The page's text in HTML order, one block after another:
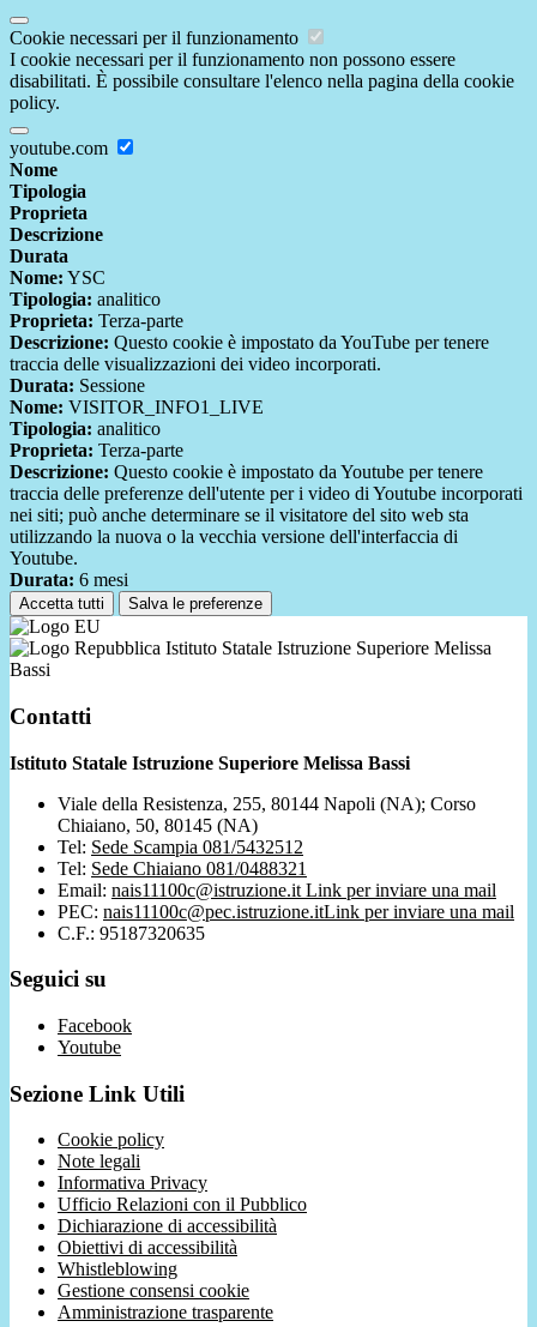
Cookie necessari per il funzionamento
I cookie necessari per il funzionamento non possono essere
disabilitati. È possibile consultare l'elenco nella pagina della cookie
policy.
youtube.com
Nome
Tipologia
Proprieta
Descrizione
Durata
Nome: YSC
Tipologia: analitico
Proprieta: Terza-parte
Descrizione: Questo cookie è impostato da YouTube per tenere
traccia delle visualizzazioni dei video incorporati.
Durata: Sessione
Nome: VISITOR_INFO1_LIVE
Tipologia: analitico
Proprieta: Terza-parte
Descrizione: Questo cookie è impostato da Youtube per tenere
traccia delle preferenze dell'utente per i video di Youtube incorporati
nei siti; può anche determinare se il visitatore del sito web sta
utilizzando la nuova o la vecchia versione dell'interfaccia di
Youtube.
Durata: 6 mesi
Accetta tutti Salva le preferenze
Istituto Statale Istruzione Superiore Melissa
Bassi
Contatti
Istituto Statale Istruzione Superiore Melissa Bassi
Viale della Resistenza, 255, 80144 Napoli (NA); Corso
Chiaiano, 50, 80145 (NA)
Tel: Sede Scampia 081/5432512
Tel: Sede Chiaiano 081/0488321
Email: nais11100c@istruzione.it Link per inviare una mail
PEC: nais11100c@pec.istruzione.itLink per inviare una mail
C.F.: 95187320635
Seguici su
Facebook
Youtube
Sezione Link Utili
Cookie policy
Note legali
Informativa Privacy
Ufficio Relazioni con il Pubblico
Dichiarazione di accessibilità
Obiettivi di accessibilità
Whistleblowing
Gestione consensi cookie
Amministrazione trasparente